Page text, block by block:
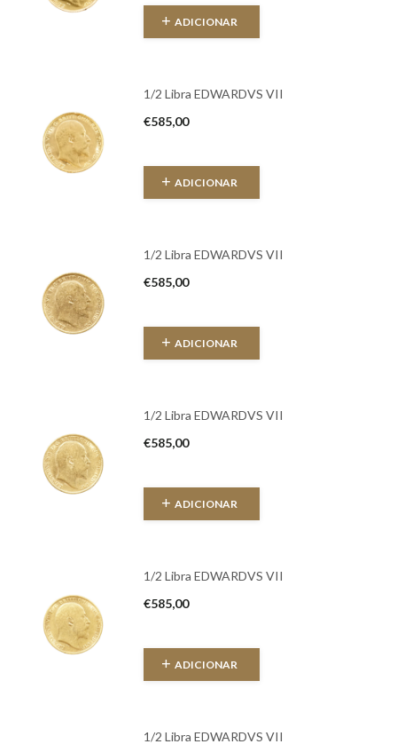
ADICIONAR
1/2 Libra EDWARDVS VII
€585,00
ADICIONAR
1/2 Libra EDWARDVS VII
€585,00
ADICIONAR
1/2 Libra EDWARDVS VII
€585,00
ADICIONAR
1/2 Libra EDWARDVS VII
€585,00
ADICIONAR
1/2 Libra EDWARDVS VII